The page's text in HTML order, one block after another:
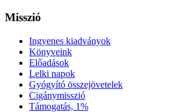
Misszió
Ingyenes kiadványok
Könyveink
Előadások
Lelki napok
Gyógyító összejövetelek
Cigánymisszió
Támogatás, 1%